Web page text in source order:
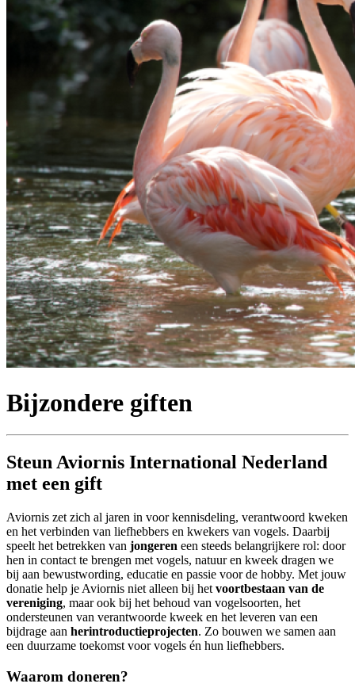
Bijzondere giften
Steun Aviornis International Nederland
met een gift
Aviornis zet zich al jaren in voor kennisdeling, verantwoord kweken
en het verbinden van liefhebbers en kwekers van vogels. Daarbij
speelt het betrekken van jongeren een steeds belangrijkere rol: door
hen in contact te brengen met vogels, natuur en kweek dragen we
bij aan bewustwording, educatie en passie voor de hobby. Met jouw
donatie help je Aviornis niet alleen bij het voortbestaan van de
vereniging, maar ook bij het behoud van vogelsoorten, het
ondersteunen van verantwoorde kweek en het leveren van een
bijdrage aan herintroductieprojecten. Zo bouwen we samen aan
een duurzame toekomst voor vogels én hun liefhebbers.
Waarom doneren?